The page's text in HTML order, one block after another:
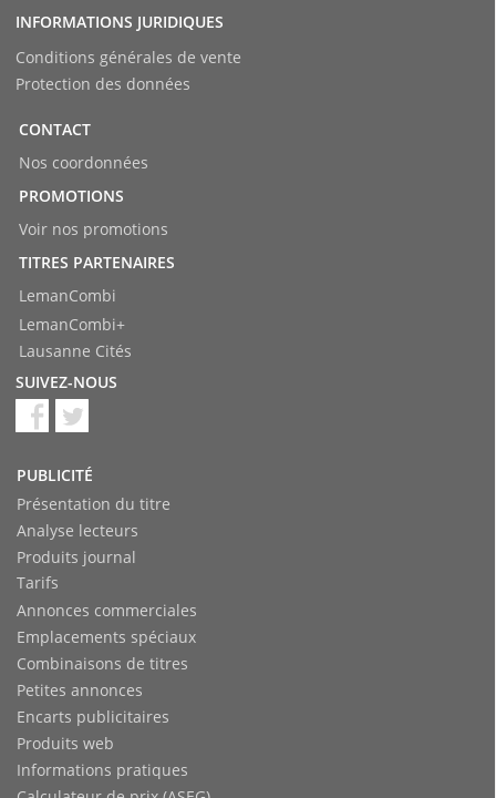
PUBLICITÉ
Présentation du titre
Analyse lecteurs
Produits journal
Tarifs
Annonces commerciales
Emplacements spéciaux
Combinaisons de titres
Petites annonces
Encarts publicitaires
Produits web
Informations pratiques
INFORMATIONS JURIDIQUES
Conditions générales de vente
Protection des données
CONTACT
Nos coordonnées
PROMOTIONS
Voir nos promotions
TITRES PARTENAIRES
LemanCombi
LemanCombi+
Lausanne Cités
SUIVEZ-NOUS